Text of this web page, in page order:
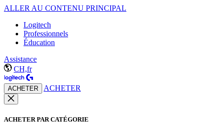
ALLER AU CONTENU PRINCIPAL
Logitech
Professionnels
Éducation
Assistance
CH,fr
ACHETER ACHETER
ACHETER PAR CATÉGORIE